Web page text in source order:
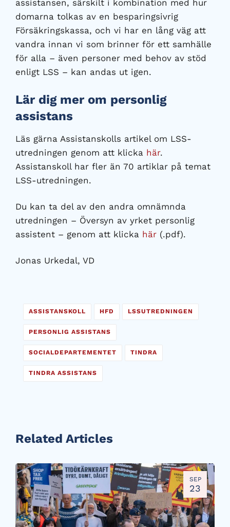
assistansen, särskilt i kombination med hur
domarna tolkas av en besparingsivrig
Försäkringskassa, och vi har en lång väg att
vandra innan vi som brinner för ett samhälle
för alla – även personer med behov av stöd
enligt LSS – kan andas ut igen.
Lär dig mer om personlig
assistans
Läs gärna Assistanskolls artikel om LSS-
utredningen genom att klicka här.
Assistanskoll har fler än 70 artiklar på temat
LSS-utredningen.
Du kan ta del av den andra omnämnda
utredningen – Översyn av yrket personlig
assistent – genom att klicka här (.pdf).
Jonas Urkedal, VD
ASSISTANSKOLL HFD LSSUTREDNINGEN
PERSONLIG ASSISTANS
SOCIALDEPARTEMENTET TINDRA
TINDRA ASSISTANS
Related Articles
SEP
23